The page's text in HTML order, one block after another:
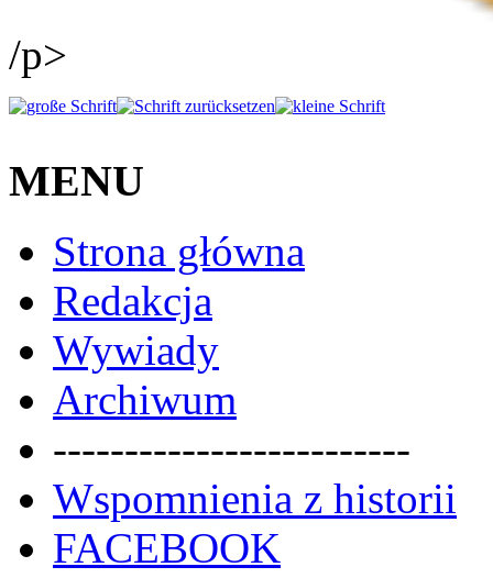
/p>
MENU
Strona główna
Redakcja
Wywiady
Archiwum
-------------------------
Wspomnienia z historii
FACEBOOK